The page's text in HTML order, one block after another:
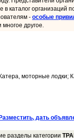
в каталог организаций
- особые
другое.
моторные лодки;
Разместить, дать
разделы категории